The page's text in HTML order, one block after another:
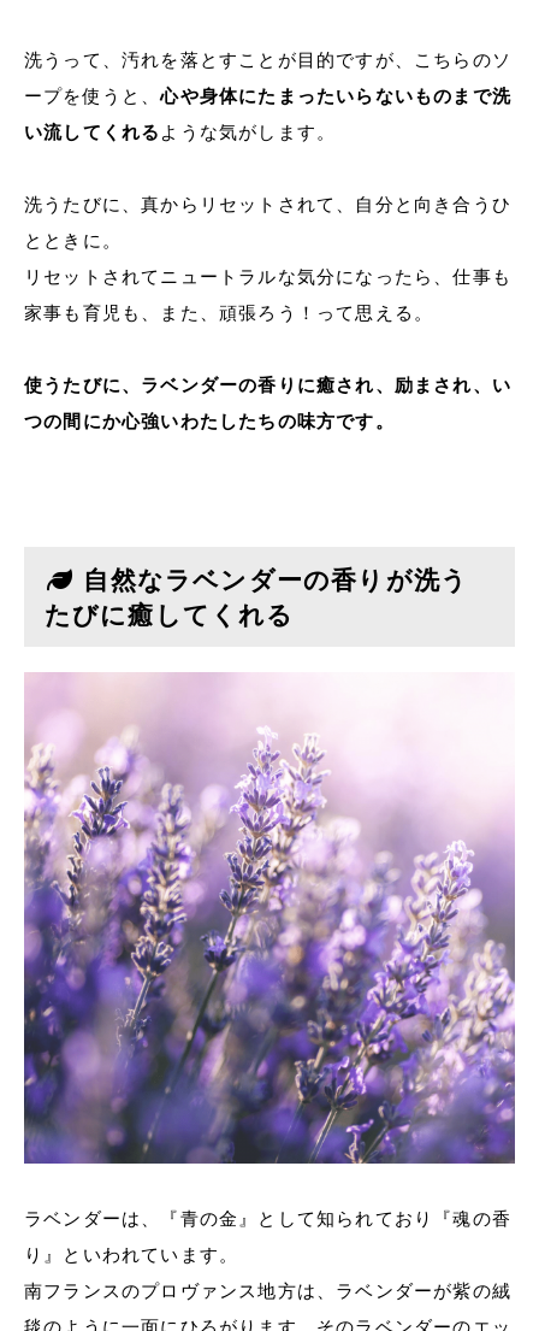
洗うって、汚れを落とすことが目的ですが、こちらのソ
ープを使うと、心や身体にたまったいらないものまで洗
い流してくれるような気がします。
洗うたびに、真からリセットされて、自分と向き合うひ
とときに。
リセットされてニュートラルな気分になったら、仕事も
家事も育児も、また、頑張ろう！って思える。
使うたびに、ラベンダーの香りに癒され、励まされ、い
つの間にか心強いわたしたちの味方です。
自然なラベンダーの香りが洗う
たびに癒してくれる
ラベンダーは、『青の金』として知られており『魂の香
り』といわれています。
南フランスのプロヴァンス地方は、ラベンダーが紫の絨
毯のように一面にひろがります。そのラベンダーのエッ